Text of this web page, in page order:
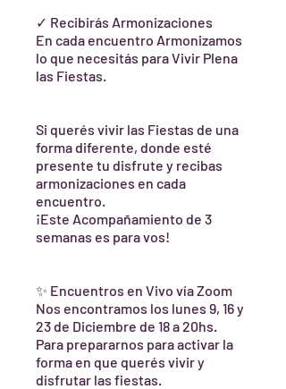
✓ Recibirás Armonizaciones
En cada encuentro Armonizamos
lo que necesitás para Vivir Plena
las Fiestas.
Si querés vivir las Fiestas de una
forma diferente, donde esté
presente tu disfrute y recibas
armonizaciones en cada
encuentro.
¡Este Acompañamiento de 3
semanas es para vos!
✨ Encuentros en Vivo vía Zoom
Nos encontramos los lunes 9, 16 y
23 de Diciembre de 18 a 20hs.
Para prepararnos para activar la
forma en que querés vivir y
disfrutar las fiestas.